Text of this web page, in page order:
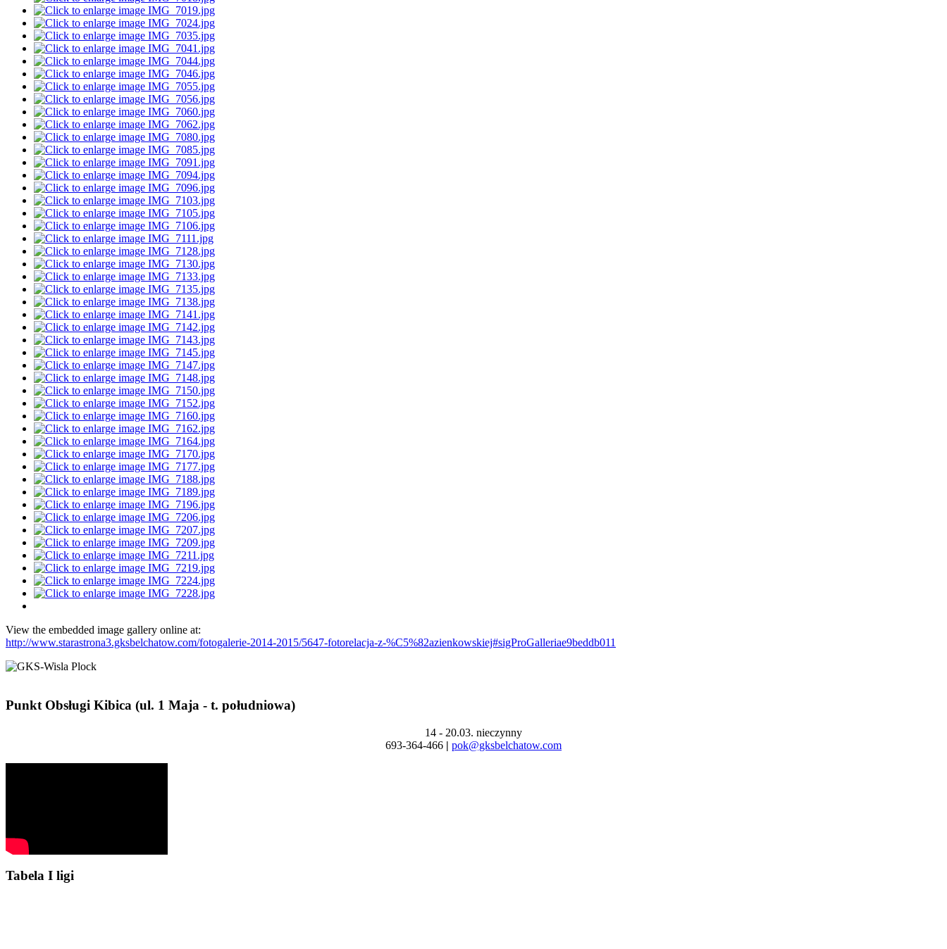
View the embedded image gallery online at:
http://www.starastrona3.gksbelchatow.com/fotogalerie-2014-2015/5647-fotorelacja-z-%C5%82azienkowskiej#sigProGalleriae9beddb011
Punkt Obsługi Kibica (ul. 1 Maja - t. południowa)
14 - 20.03. nieczynny
693-364-466 | pok@gksbelchatow.com
Tabela I ligi